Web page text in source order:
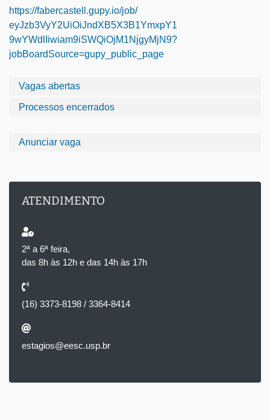
Vagas abertas
Processos encerrados
Anunciar vaga
ATENDIMENTO
2ª a 6ª feira,
das 8h às 12h e das 14h às 17h
(16) 3373-8198 / 3364-8414
estagios@eesc.usp.br
https://fabercastell.gupy.io/job/
eyJzb3VyY2UiOiJndXB5X3B1YmxpY1
9wYWdlIiwiam9iSWQiOjM1NjgyMjN9?
jobBoardSource=gupy_public_ page